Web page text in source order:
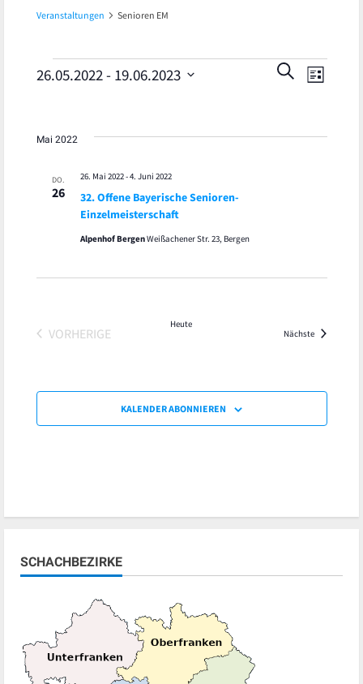
Veranstaltungen Senioren EM
Veranstaltungen
und
SUCHE
LISTE
26.05.2022 - 19.06.2023
Mai 2022
DO.
26
32. Offene Bayerische Senioren-
Einzelmeisterschaft
26. Mai 2022-4. Juni 2022
Alpenhof BergenWeißachener Str. 23, Bergen
VORHERIGE
Heute
Nächste
KALENDER ABONNIEREN
SCHACHBEZIRKE